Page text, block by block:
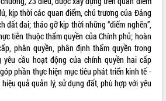
kịp thời các quan điểm, chủ trương của Đảng
đất đai; tháo gỡ kịp thời những “điểm nghẽn”,
tiễn thuộc thẩm quyền của Chính phủ; hoàn
phân quyền, phân định thẩm quyền trong
cầu hoạt động của chính quyền hai cấp
phần thực hiện mục tiêu phát triển kinh tế -
quả quản lý, sử dụng đất, phù hợp với yêu